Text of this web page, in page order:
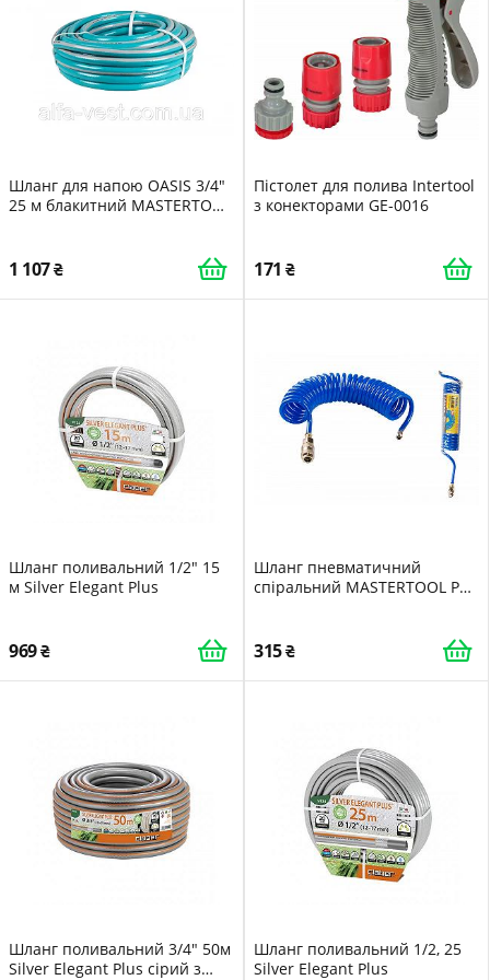
Шланг для напою OASIS 3/4"
25 м блакитний MASTERTOOL
1 107
Пістолет для полива Intertool
з конекторами GE-0016
171
Шланг поливальний 1/2" 15
м Silver Elegant Plus
969
Шланг пневматичний
спіральний MASTERTOOL PU
з'єднаннями 81-8480
315
Шланг поливальний 3/4" 50м
Silver Elegant Plus сірий з
Шланг поливальний 1/2, 25
Silver Elegant Plus